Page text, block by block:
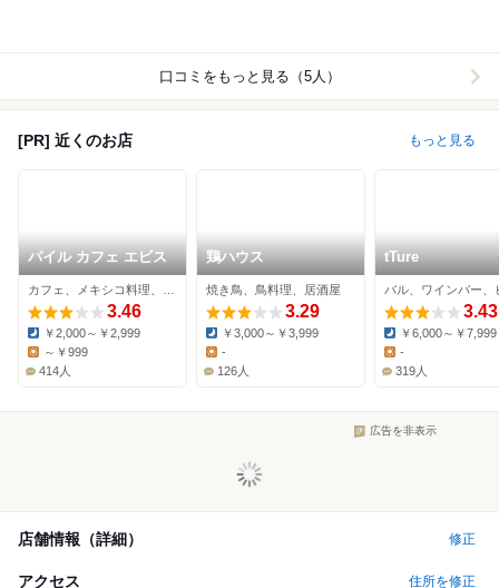
口コミをもっと見る（5人）
[PR] 近くのお店 もっと見る
パイル カフェ エビス
3.46
Dinner:
￥2,000～￥2,999
～￥999
414人
鶏ハウス
焼き鳥、鳥料理、居酒屋
3.29
Dinner:
￥3,000～￥3,999
-
126人
tTure
3.43
Dinner:
￥6,000～￥7,999
-
319人
広告を非表示
店舗情報（詳細） 修正
アクセス 住所を修正